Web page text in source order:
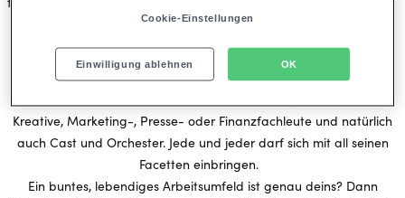
Aktuelles
Kreative, Marketing-, Presse- oder Finanzfachleute und natürlich
auch Cast und Orchester. Jede und jeder darf sich mit all seinen
Facetten einbringen.
Ein buntes, lebendiges Arbeitsumfeld ist genau deins? Dann
Cookie-Einstellungen
Einwilligung ablehnen OK